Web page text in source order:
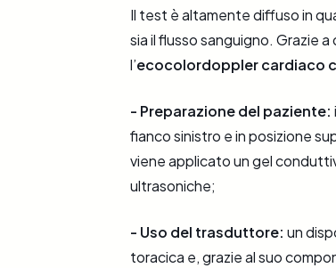
Il test è altamente diffuso in
sia il flusso sanguigno. Grazie
l’ecocolordoppler cardiaco
- Preparazione del paziente:
fianco sinistro e in posizione
viene applicato un gel
ultrasoniche;
- Uso del trasduttore: un
toracica e, grazie al suo